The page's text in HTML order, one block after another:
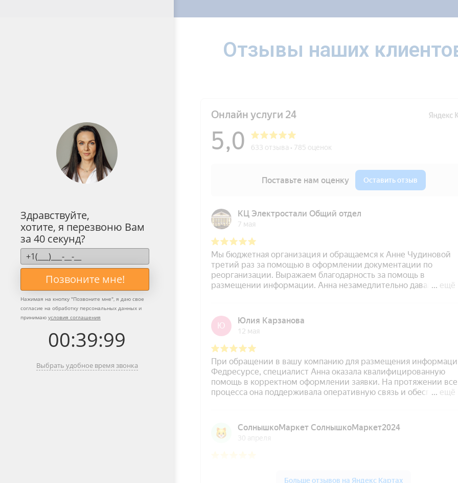
Отзывы наших
Здравствуйте,
хотите, я перезвоню Вам
за 40 секунд?
Позвоните мне!
Нажимая на кнопку "Позвоните мне", я даю свое
согласие на обработку персональных данных и
принимаю условия соглашения
00:39:99
Выбрать удобное время звонка